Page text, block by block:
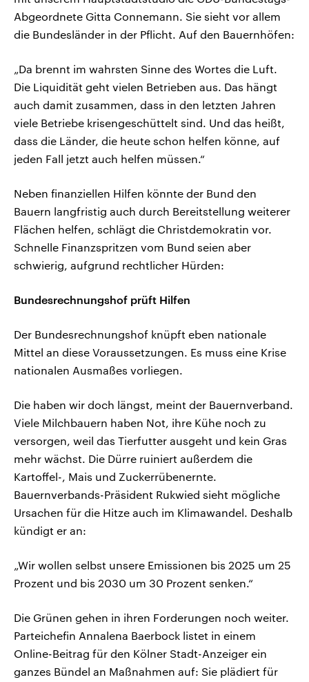
Abgeordnete Gitta Connemann. Sie sieht vor allem
die Bundesländer in der Pflicht. Auf den Bauernhöfen:
„Da brennt im wahrsten Sinne des Wortes die Luft.
Die Liquidität geht vielen Betrieben aus. Das hängt
auch damit zusammen, dass in den letzten Jahren
viele Betriebe krisengeschüttelt sind. Und das heißt,
dass die Länder, die heute schon helfen könne, auf
jeden Fall jetzt auch helfen müssen.“
Neben finanziellen Hilfen könnte der Bund den
Bauern langfristig auch durch Bereitstellung weiterer
Flächen helfen, schlägt die Christdemokratin vor.
Schnelle Finanzspritzen vom Bund seien aber
schwierig, aufgrund rechtlicher Hürden:
Bundesrechnungshof prüft Hilfen
Der Bundesrechnungshof knüpft eben nationale
Mittel an diese Voraussetzungen. Es muss eine Krise
nationalen Ausmaßes vorliegen.
Die haben wir doch längst, meint der Bauernverband.
Viele Milchbauern haben Not, ihre Kühe noch zu
versorgen, weil das Tierfutter ausgeht und kein Gras
mehr wächst. Die Dürre ruiniert außerdem die
Kartoffel-, Mais und Zuckerrübenernte.
Bauernverbands-Präsident Rukwied sieht mögliche
Ursachen für die Hitze auch im Klimawandel. Deshalb
kündigt er an:
„Wir wollen selbst unsere Emissionen bis 2025 um 25
Prozent und bis 2030 um 30 Prozent senken.“
Die Grünen gehen in ihren Forderungen noch weiter.
Parteichefin Annalena Baerbock listet in einem
Online-Beitrag für den Kölner Stadt-Anzeiger ein
ganzes Bündel an Maßnahmen auf: Sie plädiert für